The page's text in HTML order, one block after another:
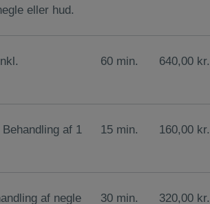
eller hud.
60 min. 640,00 kr.
af 1
15 min. 160,00 kr.
af negle
30 min. 320,00 kr.